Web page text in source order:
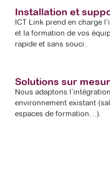
Installation et
ICT Link prend en charge
et la formation de vos
rapide et sans souci.
Solutions sur
Nous adaptons
environnement existant
espaces de formation…).